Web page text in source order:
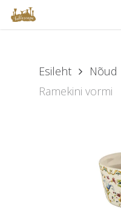
Skip
Esileht Nõud
Ramekini vormi